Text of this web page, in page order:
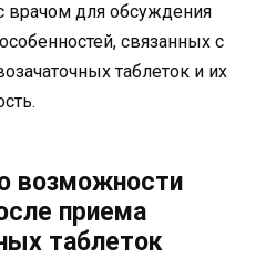
врачом для обсуждения
связанных с
таблеток и их
возможности
приема
таблеток